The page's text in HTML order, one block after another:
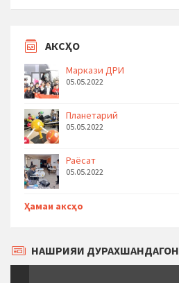
АКСҲО
Маркази ДРИ
05.05.2022
Планетарий
05.05.2022
Раёсат
05.05.2022
Ҳамаи аксҳо
НАШРИЯИ ДУРАХШАНДАГОН